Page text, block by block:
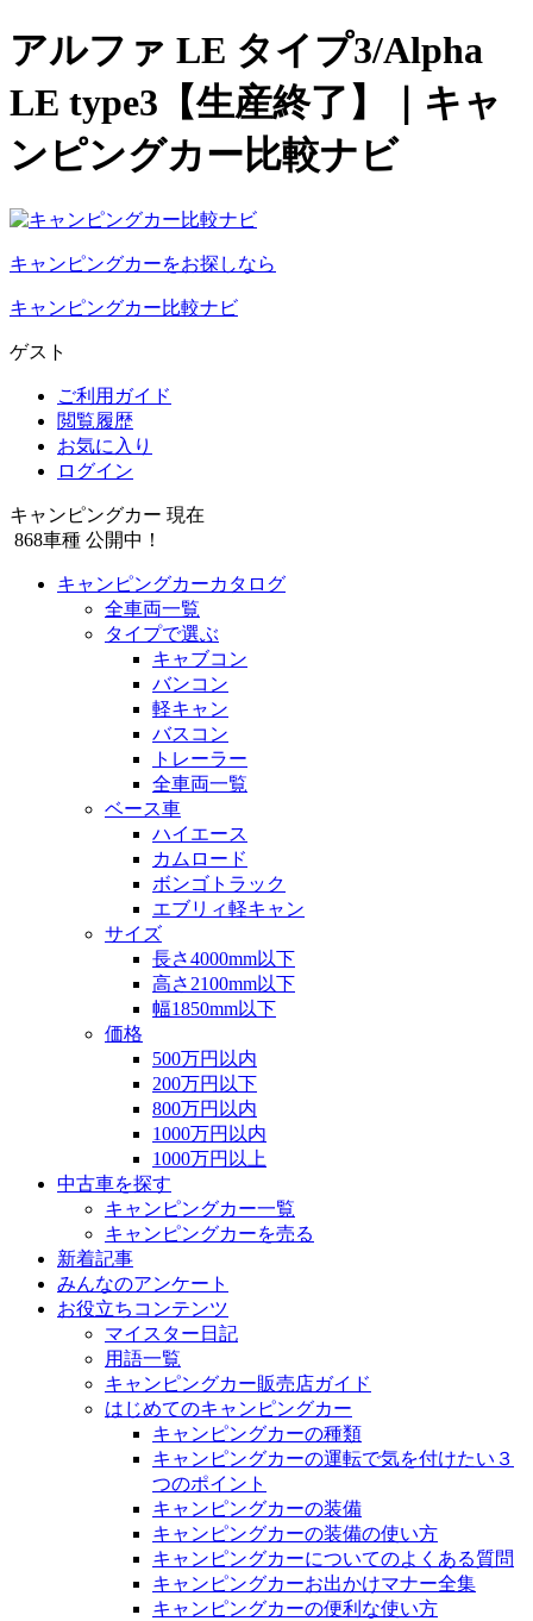
アルファ LE タイプ3/Alpha
LE type3【生産終了】｜キャ
ンピングカー比較ナビ
キャンピングカーをお探しなら
キャンピングカー比較ナビ
ゲスト
ご利用ガイド
閲覧履歴
お気に入り
ログイン
キャンピングカー 現在
868車種 公開中！
キャンピングカーカタログ
全車両一覧
タイプで選ぶ
キャブコン
バンコン
軽キャン
バスコン
トレーラー
全車両一覧
ベース車
ハイエース
カムロード
ボンゴトラック
エブリィ軽キャン
サイズ
長さ4000mm以下
高さ2100mm以下
幅1850mm以下
価格
500万円以内
200万円以下
800万円以内
1000万円以内
1000万円以上
中古車を探す
キャンピングカー一覧
キャンピングカーを売る
新着記事
みんなのアンケート
お役立ちコンテンツ
マイスター日記
用語一覧
キャンピングカー販売店ガイド
はじめてのキャンピングカー
キャンピングカーの種類
キャンピングカーの運転で気を付けたい３
つのポイント
キャンピングカーの装備
キャンピングカーの装備の使い方
キャンピングカーについてのよくある質問
キャンピングカーお出かけマナー全集
キャンピングカーの便利な使い方